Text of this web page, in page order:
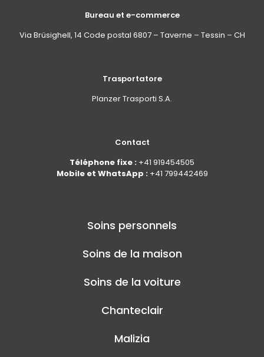
Bureau et e-commerce
Via Brüsighell, 14 Code postal 6807 – Taverne – Tessin – CH
Trasportatore
Planzer Trasporti S.A.
Contact
Téléphone fixe : +41 919454505
Mobile et WhatsApp : +41 799442469
Soins personnels
Soins de la maison
Soins de la voiture
Chanteclair
Malizia